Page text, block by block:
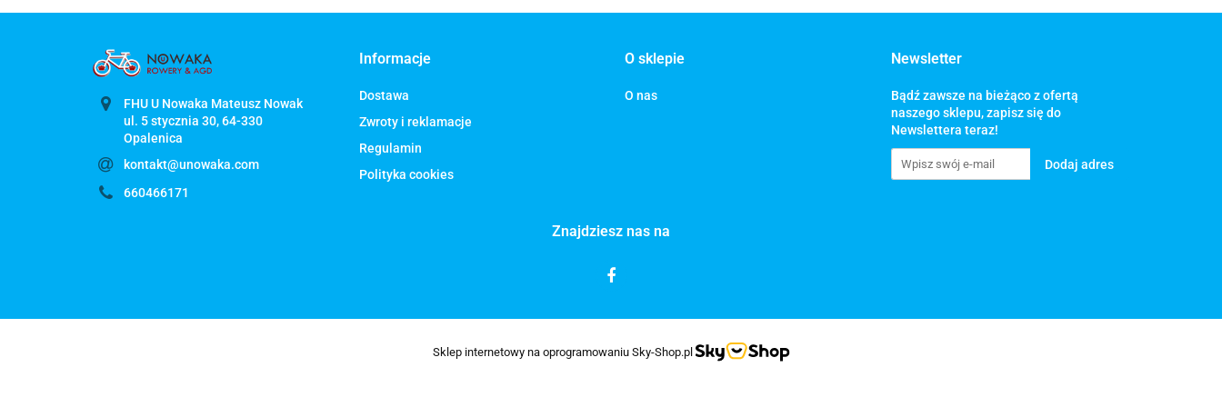
FHU U Nowaka Mateusz Nowak
ul. 5 stycznia 30, 64-330
kontakt@unowaka.com
660466171
Informacje
Dostawa
Zwroty i reklamacje
Regulamin
Polityka cookies
O sklepie
O nas
Newsletter
Bądź zawsze na bieżąco z ofertą
naszego sklepu, zapisz się do
Newslettera teraz!
Znajdziesz nas na
Sklep internetowy na oprogramowaniu Sky-Shop.pl